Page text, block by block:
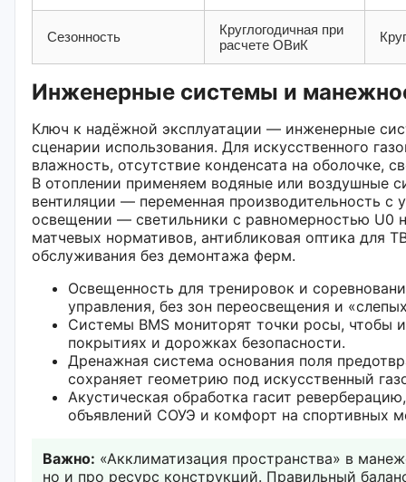
Сезонность
Круглогодичная при
расчете ОВиК
Инженерные системы и
Ключ к надёжной эксплуатации — инженерные
сценарии использования. Для искусственного
влажность, отсутствие конденсата на оболочке,
В отоплении применяем водяные или воздушные
вентиляции — переменная производительность с
освещении — светильники с равномерностью U0
матчевых нормативов, антибликовая оптика для
обслуживания без демонтажа ферм.
Освещенность для тренировок и
управления, без зон переосвещения и
Системы BMS мониторят точки росы, чтобы
покрытиях и дорожках безопасности.
Дренажная система основания поля
сохраняет геометрию под искусственный
Акустическая обработка гасит
объявлений СОУЭ и комфорт на спортивных
Важно: «Акклиматизация пространства» в
но и про ресурс конструкций. Правильный